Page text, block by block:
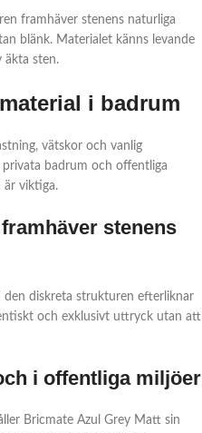
framhäver stenens naturliga
blänk. Materialet känns levande
äkta sten.
i badrum
vätskor och vanlig
badrum och offentliga
är viktiga.
stenens
diskreta strukturen efterliknar
och exklusivt uttryck utan att
i offentliga miljöer
Bricmate Azul Grey Matt sin